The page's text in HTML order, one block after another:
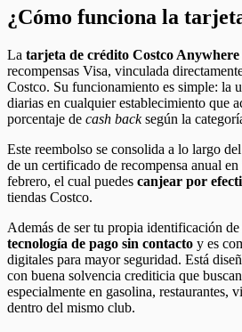
¿Cómo funciona la
La tarjeta de crédito Costco Anywhere
recompensas Visa, vinculada
Costco. Su funcionamiento es simple: la
diarias en cualquier establecimiento que
porcentaje de cash backsegún la
Este reembolso se consolida a lo largo
de un certificado de recompensa anual
febrero, el cual puedes canjear por
tiendas Costco.
Además de ser tu propia identificación
tecnología de pago sin contacto y es
digitales para mayor seguridad. Está
con buena solvencia crediticia que
especialmente en gasolina, restaurantes,
dentro del mismo club.